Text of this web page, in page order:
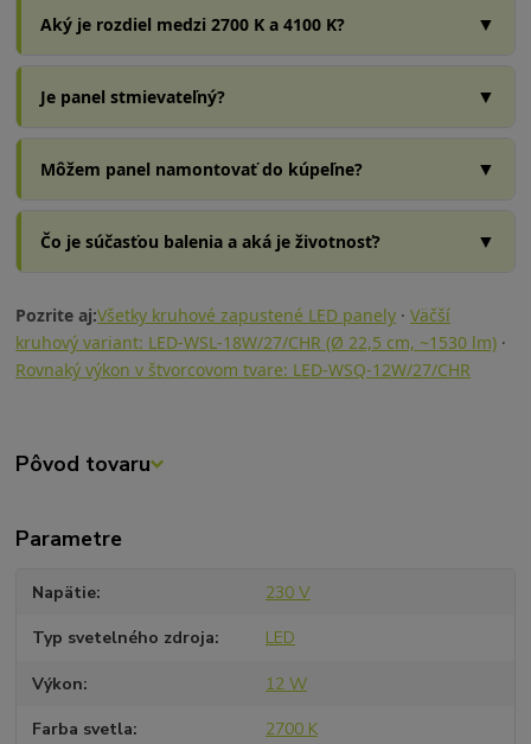
Aký je rozdiel medzi 2700 K a 4100 K? ▼
Je panel stmievateľný? ▼
Môžem panel namontovať do kúpeľne? ▼
Čo je súčasťou balenia a aká je životnosť? ▼
Pozrite aj:Všetky kruhové zapustené LED panely ·Väčší
kruhový variant: LED-WSL-18W/27/CHR (Ø 22,5 cm, ~1530 lm) ·
Rovnaký výkon v štvorcovom tvare: LED-WSQ-12W/27/CHR
Pôvod tovaru
Parametre
Napätie 230 V
Typ svetelného zdroja LED
Výkon 12 W
Farba svetla 2700 K